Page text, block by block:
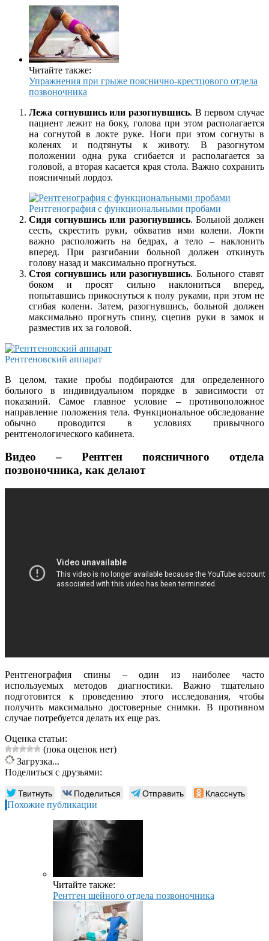
Читайте также:
Упражнения при грыже пояснично-крестцового отдела
позвоночника
Лежа согнувшись или разогнувшись. В первом случае
пациент лежит на боку, голова при этом располагается
на согнутой в локте руке. Ноги при этом согнуты в
коленях и подтянуты к животу. В разогнутом
положении одна рука сгибается и располагается за
головой, а вторая касается края стола. Важно сохранить
поясничный лордоз.
Рентгенография с функциональными пробами
Сидя согнувшись или разогнувшись. Больной должен
сесть, скрестить руки, обхватив ими колени. Локти
важно расположить на бедрах, а тело – наклонить
вперед. При разгибании больной должен откинуть
голову назад и максимально прогнуться.
Стоя согнувшись или разогнувшись. Больного ставят
боком и просят сильно наклониться вперед,
попытавшись прикоснуться к полу руками, при этом не
сгибая колени. Затем, разогнувшись, больной должен
максимально прогнуть спину, сцепив руки в замок и
разместив их за головой.
Рентгеновский аппарат
В целом, такие пробы подбираются для определенного
больного в индивидуальном порядке в зависимости от
показаний. Самое главное условие – противоположное
направление положения тела. Функциональное обследование
обычно проводится в условиях привычного
рентгенологического кабинета.
Видео – Рентген поясничного отдела
позвоночника, как делают
Рентгенография спины – один из наиболее часто
используемых методов диагностики. Важно тщательно
подготовится к проведению этого исследования, чтобы
получить максимально достоверные снимки. В противном
случае потребуется делать их еще раз.
Оценка статьи:
(пока оценок нет)
Загрузка...
Поделиться с друзьями:
Твитнуть Поделиться Отправить Класснуть
Похожие публикации
Читайте также:
Рентген шейного отдела позвоночника